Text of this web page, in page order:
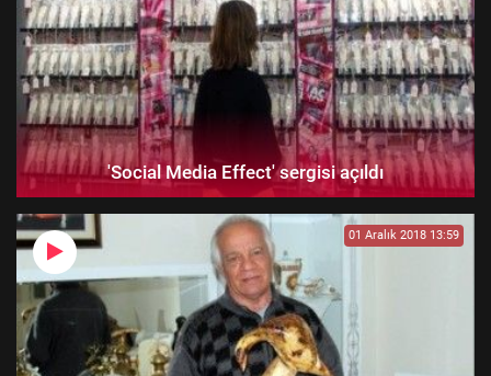
'Social Media Effect' sergisi açıldı
01 Aralık 2018 13:59